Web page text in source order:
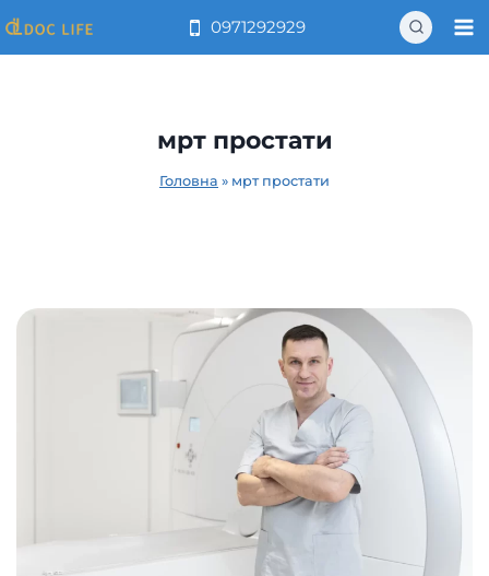
до
вмісту
0971292929
мрт простати
Головна » мрт простати